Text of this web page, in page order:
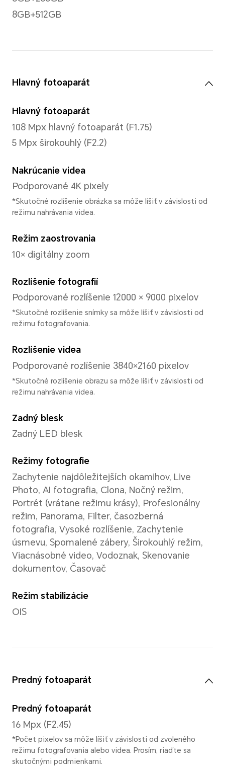
Jas
800 nitov (typické) 1800
nitov (APL typ)
Materiál skla obrazovky
Aluminosilikátové sklo
Procesor
Model CPU
Snapdragon 6 Gen 4
Typ CPU
Osemjadrový procesor
Hlavná frekvencia CPU
1× A720*2,3GHz + 3×
A520*1,8GHz
GPU
Systém